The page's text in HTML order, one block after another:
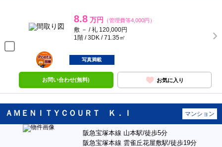
8.8 万円 （管理費等4,000円）
敷 － / 礼 120,000円
1階 / 3DK / 71.35㎡
ポンタ
部屋
写真満載
お問い合わせ(無料) お気に入り
ＡＭＥＮＩＴＹＣＯＵＲＴ Ｋ．Ｉ マンション
阪急宝塚本線 山本駅/徒歩5分
阪急宝塚本線 雲雀丘花屋敷駅/徒歩19分